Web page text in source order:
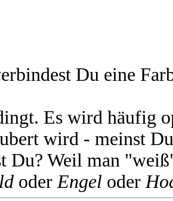
Du eine
Es wird häufig
wird - meinst
Du? Weil man
oderEngel oder